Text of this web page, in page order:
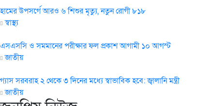
হামের উপসর্গে আরও ৬ শিশুর মৃত্যু, নতুন রোগী ৮১৮
স্বাস্থ্য
এসএসসি ও সমমানের পরীক্ষার ফল প্রকাশ আগামী ১০ আগস্ট
জাতীয়
গ্যাস সরবরাহ ২ থেকে ৩ দিনের মধ্যে স্বাভাবিক হবে: জ্বালানি মন্ত্রী
জাতীয়